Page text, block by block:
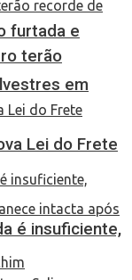
furtada e
em
terão
Lei do Frete
é insuficiente,